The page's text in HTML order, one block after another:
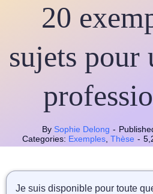
20
sujets pour
By Sophie Delong -
Categories: Exemples Thèse -
Je suis disponible pour toute